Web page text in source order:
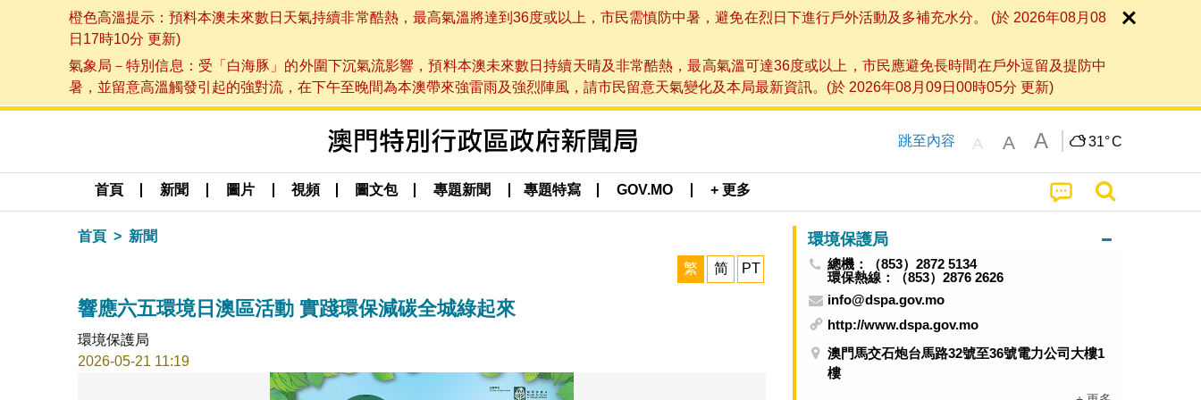
橙色高溫提示：預料本澳未來數日天氣持續非常酷熱，最高氣溫將達到36度或以上，市民需慎防中暑，避免在烈日下進行戶外活動及多補充水分。 (於 2026年08月08
日17時10分 更新)
氣象局－特別信息：受「白海豚」的外圍下沉氣流影響，預料本澳未來數日持續天晴及非常酷熱，最高氣溫可達36度或以上，市民應避免長時間在戶外逗留及提防中
暑，並留意高溫觸發引起的強對流，在下午至晚間為本澳帶來強雷雨及強烈陣風，請市民留意天氣變化及本局最新資訊。(於 2026年08月09日00時05分 更新)
跳至內容 A A A 31°C
首頁 新聞 圖片 視頻 圖文包 專題新聞 專題特寫 GOV.MO + 更多
首頁 新聞
繁 简 PT
響應六五環境日澳區活動 實踐環保減碳全城綠起來
環境保護局
2026-05-21 11:19
環境保護局
總機：（853）2872 5134
環保熱線：（853）2876 2626
info@dspa.gov.mo
http://www.dspa.gov.mo
澳門馬交石炮台馬路32號至36號電力公司大樓1
樓